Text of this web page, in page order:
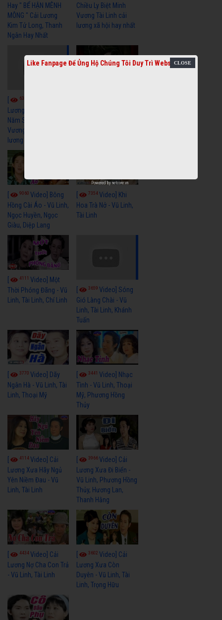
Hay " BỂ HẬN MÊNH
MÔNG " Cải Lương
Kim Tử Long, Thanh
Ngân Hay Nhất
Chiều Ly Biệt Minh
Vương Tài Linh cải
lương xã hội hay nhất
6328
Lương Xưa : Rồi 30
Năm Sau - Minh
Vương Lệ Thủy | cải
lương xã hội hay nhất
9060 Video] Bông
Hồng Cài Áo - Vũ Linh,
Ngọc Huyền, Ngọc
Giàu, Diệp Lang
7354Video] Khi
Hoa Trà Nở - Vũ Linh,
Tài Linh
4111 Video] Một
Thời Phóng Đãng - Vũ
Linh, Tài Linh, Chí Linh
3659Video] Sóng
Gió Làng Chài - Vũ
Linh, Tài Linh, Khánh
Tuấn
3770 Video] Dãy
Ngân Hà - Vũ Linh, Tài
Linh, Thoại Mỹ
3441Video] Nhạc
Tình - Vũ Linh, Thoại
Mỹ, Phương Hồng
Thủy
4114Video] Cải
Lương Xưa Hãy Ngủ
Yên Niềm Đau - Vũ
Linh, Tài Linh
3966Video] Cải
Lương Xưa Đi Biển -
Vũ Linh, Phương Hồng
Thủy, Hương Lan,
Thanh Hằng
4434Video] Cải
Lương Nợ Cha Con Trả
- Vũ Linh, Tài Linh
3602Video] Cải
Lương Xưa Còn
Duyên - Vũ Linh, Tài
Linh, Trọng Hữu
Like Fanpage Để Ủng Hộ Chúng Tôi Duy Trì Website
Powered by netcore.vn